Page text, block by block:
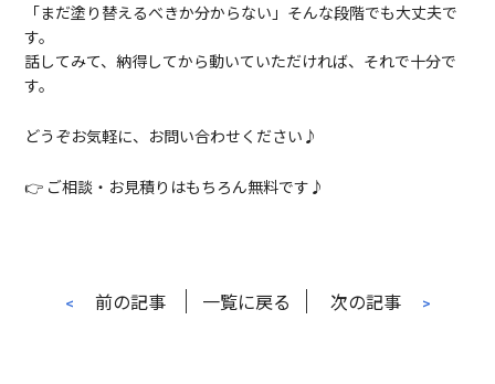
「まだ塗り替えるべきか分からない」そんな段階でも大丈夫で
す。
話してみて、納得してから動いていただければ、それで十分で
す。
どうぞお気軽に、お問い合わせください♪
👉 ご相談・お見積りはもちろん無料です♪
< 前の記事 一覧に戻る 次の記事 >